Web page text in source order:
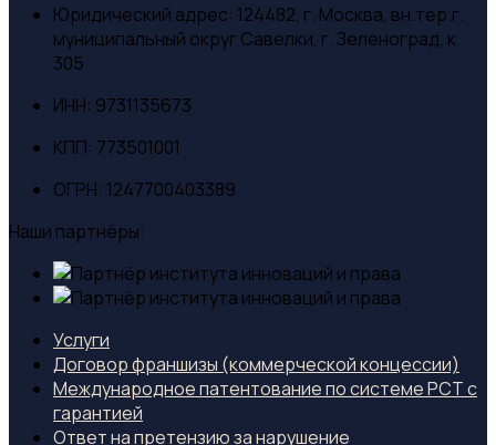
Юридический адрес: 124482, г. Москва, вн.тер.г.
муниципальный округ Савелки, г. Зеленоград, к.
305
ИНН: 9731135673
КПП: 773501001
ОГРН: 1247700403389
Наши партнёры:
Услуги
Договор франшизы (коммерческой концессии)
Международное патентование по системе PCT с
гарантией
Ответ на претензию за нарушение